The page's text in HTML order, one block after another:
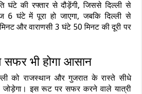
घंटे की रफ्तार से दौड़ेंगी, जिससे दिल्ली से
6 घंटे में पूरा हो जाएगा, जबकि दिल्ली से
और वाराणसी 3 घंटे 50 मिनट की दूरी पर
सफर भी होगा आसान
को राजस्थान और गुजरात के रास्ते सीधे
जोड़ेगा। इस रूट पर सफर करने वाले यात्री